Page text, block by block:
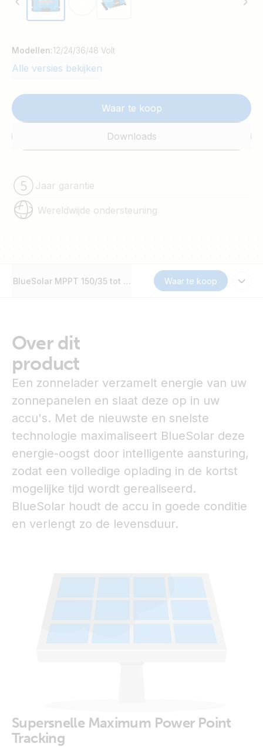
Modellen:12/24/36/48 Volt
Alle versies bekijken
Waar te koop
Downloads
Jaar garantie
Wereldwijde ondersteuning
BlueSolar MPPT 150/35 tot 250/100 Waar te koop
Over dit
product
Een zonnelader verzamelt energie van uw
zonnepanelen en slaat deze op in uw
accu's. Met de nieuwste en snelste
technologie maximaliseert BlueSolar deze
energie-oogst door intelligente aansturing,
zodat een volledige oplading in de kortst
mogelijke tijd wordt gerealiseerd.
BlueSolar houdt de accu in goede conditie
en verlengt zo de levensduur.
Supersnelle Maximum Power Point
Tracking